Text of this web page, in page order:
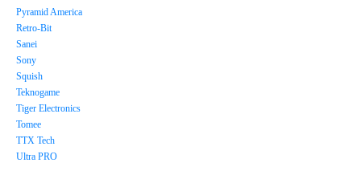
Pyramid America
Retro-Bit
Sanei
Sony
Squish
Teknogame
Tiger Electronics
Tomee
TTX Tech
Ultra PRO